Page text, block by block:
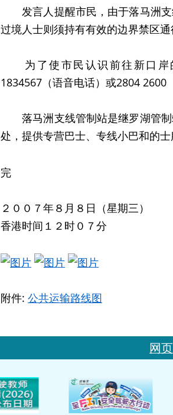
发言人提醒市民，由于落马洲支
过境人士则须持有有效的边界禁区通
为了使市民认识前往新口岸
1834567（语音电话）或2804 2600
落马洲支线管制站是继罗湖管制
处，提供专营巴士、专线小巴和的士
完
２００７年８月８日（星期三）
香港时间１２时０７分
附件: 公共运输路线图
网